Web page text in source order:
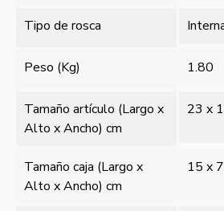
Tipo de rosca
Peso (Kg) 1.80
Tamaño artículo (Largo x
Alto x Ancho) cm
23 x
Tamaño caja (Largo x
Alto x Ancho) cm
15 x